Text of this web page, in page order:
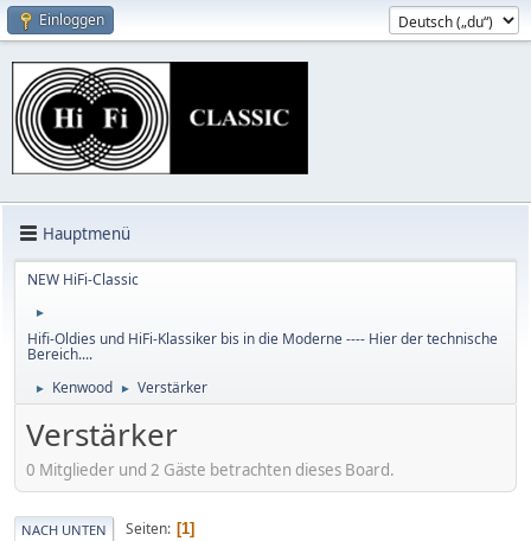
Einloggen
Hauptmenü
NEW HiFi-Classic
►
Hifi-Oldies und HiFi-Klassiker bis in die Moderne ---- Hier der technische
Bereich....
► Kenwood ► Verstärker
Verstärker
0 Mitglieder und 2 Gäste betrachten dieses Board.
NACH UNTEN Seiten 1